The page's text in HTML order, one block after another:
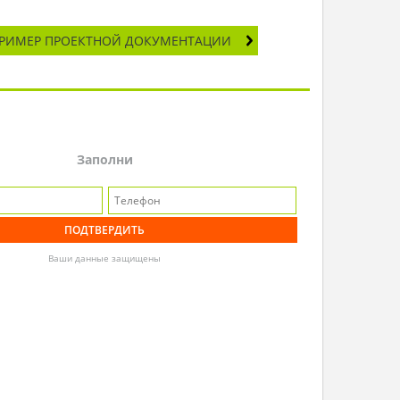
ПРОЕКТНОЙ ДОКУМЕНТАЦИИ
Заполни
Ваши данные защищены